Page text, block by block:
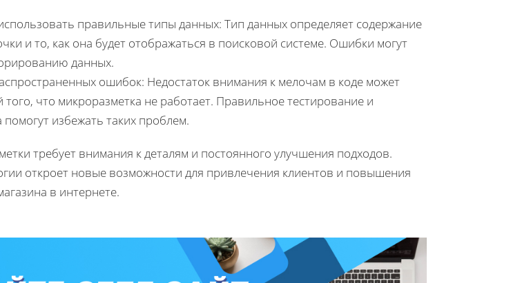
правильные типы данных: Тип данных определяет содержание
и то, как она будет отображаться в поисковой системе. Ошибки могут
данных.
ошибок: Недостаток внимания к мелочам в коде может
того, что микроразметка не работает. Правильное тестирование и
помогут избежать таких проблем.
требует внимания к деталям и постоянного улучшения подходов.
откроет новые возможности для привлечения клиентов и повышения
в интернете.